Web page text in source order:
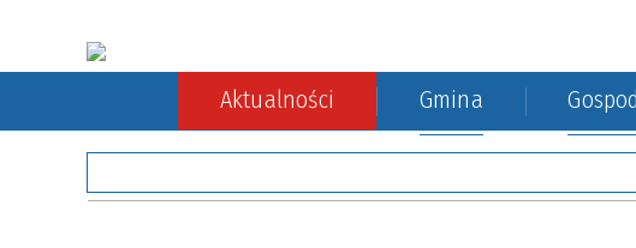
Aktualności Gmina